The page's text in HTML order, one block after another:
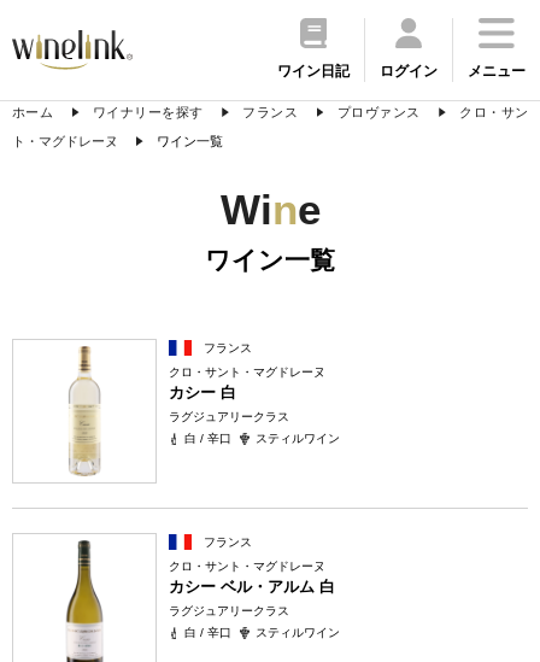
ワイン日記 ログイン メニュー
ホーム ワイナリーを探す フランス プロヴァンス
クロ・サン
ト・マグドレーヌ
ワイン一覧
Wine
ワイン一覧
フランス
クロ・サント・マグドレーヌ
カシー 白
ラグジュアリークラス
白 / 辛口
スティルワイン
フランス
クロ・サント・マグドレーヌ
カシー ベル・アルム 白
ラグジュアリークラス
白 / 辛口
スティルワイン